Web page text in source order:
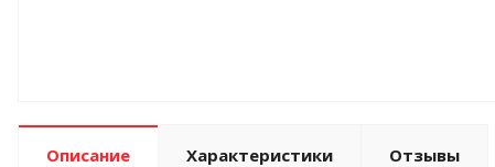
Описание Характеристики Отзывы